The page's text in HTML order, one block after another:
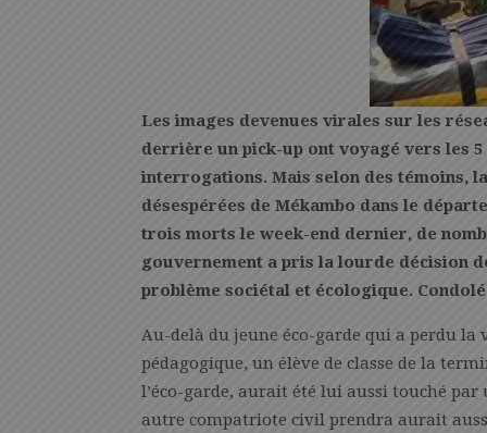
Les images devenues virales sur les
derrière un pick-up ont voyagé vers les
interrogations. Mais selon des témoins,
désespérées de Mékambo dans le
trois morts le week-end dernier, de
gouvernement a pris la lourde décision
problème sociétal et écologique.
Au-delà du jeune éco-garde qui a perdu la
pédagogique, un élève de classe de la
l’éco-garde, aurait été lui aussi touché par
autre compatriote civil prendra aurait